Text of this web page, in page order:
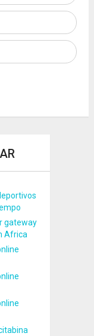
gateway
Africa